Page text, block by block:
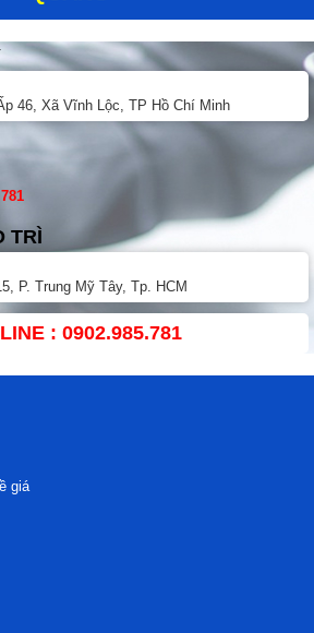
46, Xã Vĩnh Lộc, TP Hồ Chí Minh
TRÌ
P. Trung Mỹ Tây, Tp. HCM
: 0902.985.781
giá